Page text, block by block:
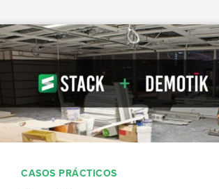
CASOS PRÁCTICOS